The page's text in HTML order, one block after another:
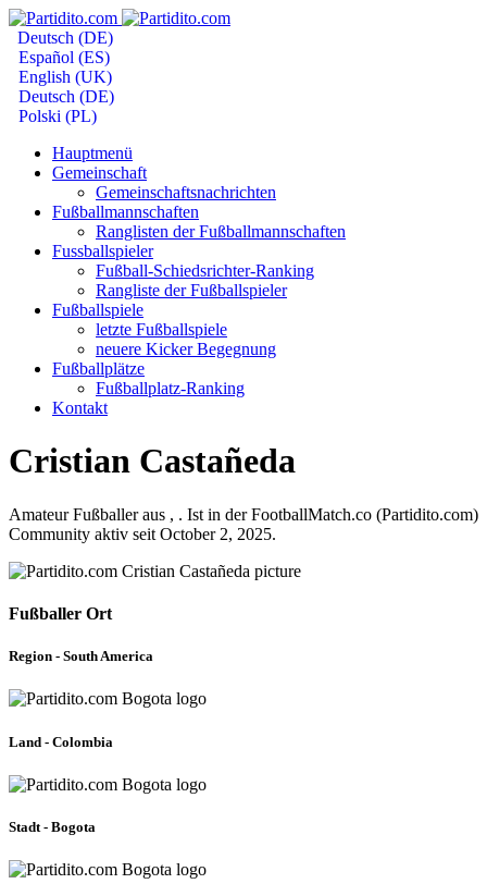
Deutsch (DE)
Español (ES)
English (UK)
Deutsch (DE)
Polski (PL)
Hauptmenü
Gemeinschaft
Gemeinschaftsnachrichten
Fußballmannschaften
Ranglisten der Fußballmannschaften
Fussballspieler
Fußball-Schiedsrichter-Ranking
Rangliste der Fußballspieler
Fußballspiele
letzte Fußballspiele
neuere Kicker Begegnung
Fußballplätze
Fußballplatz-Ranking
Kontakt
Cristian Castañeda
Amateur Fußballer aus , . Ist in der FootballMatch.co (Partidito.com)
Community aktiv seit October 2, 2025.
Fußballer Ort
Region - South America
Land - Colombia
Stadt - Bogota